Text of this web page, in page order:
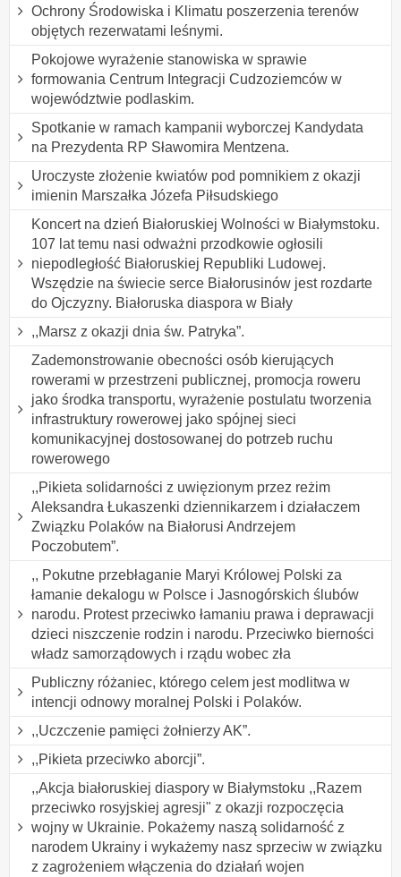
Ochrony Środowiska i Klimatu poszerzenia terenów
objętych rezerwatami leśnymi.
Pokojowe wyrażenie stanowiska w sprawie
formowania Centrum Integracji Cudzoziemców w
województwie podlaskim.
Spotkanie w ramach kampanii wyborczej Kandydata
na Prezydenta RP Sławomira Mentzena.
Uroczyste złożenie kwiatów pod pomnikiem z okazji
imienin Marszałka Józefa Piłsudskiego
Koncert na dzień Białoruskiej Wolności w Białymstoku.
107 lat temu nasi odważni przodkowie ogłosili
niepodległość Białoruskiej Republiki Ludowej.
Wszędzie na świecie serce Białorusinów jest rozdarte
do Ojczyzny. Białoruska diaspora w Biały
,,Marsz z okazji dnia św. Patryka”.
Zademonstrowanie obecności osób kierujących
rowerami w przestrzeni publicznej, promocja roweru
jako środka transportu, wyrażenie postulatu tworzenia
infrastruktury rowerowej jako spójnej sieci
komunikacyjnej dostosowanej do potrzeb ruchu
rowerowego
,,Pikieta solidarności z uwięzionym przez reżim
Aleksandra Łukaszenki dziennikarzem i działaczem
Związku Polaków na Białorusi Andrzejem
Poczobutem”.
,, Pokutne przebłaganie Maryi Królowej Polski za
łamanie dekalogu w Polsce i Jasnogórskich ślubów
narodu. Protest przeciwko łamaniu prawa i deprawacji
dzieci niszczenie rodzin i narodu. Przeciwko bierności
władz samorządowych i rządu wobec zła
Publiczny różaniec, którego celem jest modlitwa w
intencji odnowy moralnej Polski i Polaków.
,,Uczczenie pamięci żołnierzy AK”.
,,Pikieta przeciwko aborcji”.
,,Akcja białoruskiej diaspory w Białymstoku ,,Razem
przeciwko rosyjskiej agresji" z okazji rozpoczęcia
wojny w Ukrainie. Pokażemy naszą solidarność z
narodem Ukrainy i wykażemy nasz sprzeciw w związku
z zagrożeniem włączenia do działań wojen